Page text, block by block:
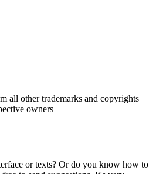
all other trademarks and copyrights
owners
or texts? Or do you know how to